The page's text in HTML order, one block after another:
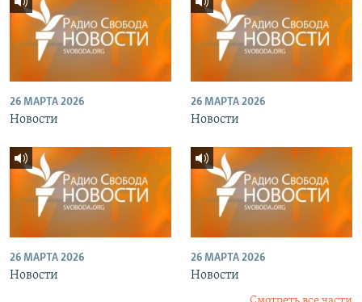
26 МАРТА 2026
Новости
26 МАРТА 2026
Новости
26 МАРТА 2026
Новости
26 МАРТА 2026
Новости